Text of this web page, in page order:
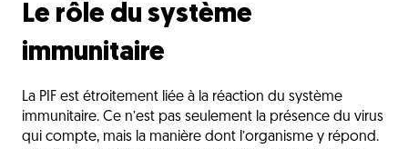
Le rôle du système
immunitaire
La PIF est étroitement liée à la réaction du système
immunitaire. Ce n’est pas seulement la présence du virus
qui compte, mais la manière dont l’organisme y répond.